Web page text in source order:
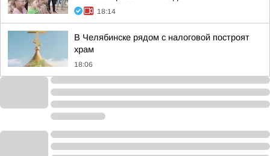
18:14
В Челябинске рядом с налоговой построят
храм
18:06